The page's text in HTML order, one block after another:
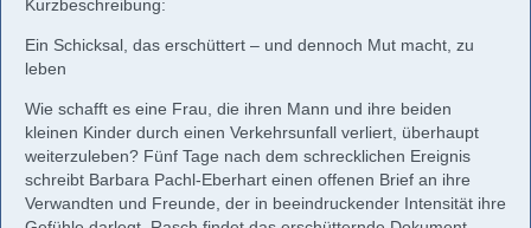
Kurzbeschreibung:
Ein Schicksal, das erschüttert – und dennoch Mut macht, zu
leben
Wie schafft es eine Frau, die ihren Mann und ihre beiden
kleinen Kinder durch einen Verkehrsunfall verliert, überhaupt
weiterzuleben? Fünf Tage nach dem schrecklichen Ereignis
schreibt Barbara Pachl-Eberhart einen offenen Brief an ihre
Verwandten und Freunde, der in beeindruckender Intensität ihre